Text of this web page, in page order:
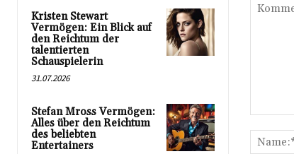
Kristen Stewart
Vermögen: Ein Blick auf
den Reichtum der
talentierten
Schauspielerin
31.07.2026
Stefan Mross Vermögen:
Alles über den Reichtum
des beliebten
Entertainers